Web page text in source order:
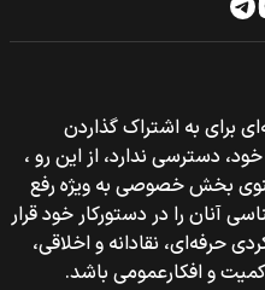
برای به اشتراک گذاردن
دسترسی ندارد، از این رو ،
بخش خصوصی به ویژه رفع
آنان را در دستورکار خود قرار
حرفه‌ای، نقادانه و اخلاقی،
و افکارعمومی باشد.